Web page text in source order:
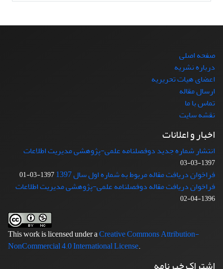
صفحه اصلی
درباره نشریه
اعضای هیات تحریریه
ارسال مقاله
تماس با ما
نقشه سایت
اخبار و اعلانات
انتشار شماره جدید دوفصلنامه علمی-پژوهشی مدیریت اطلاعات
1397-03-03
فراخوان دریافت مقاله مربوط به شماره اول سال 1397 1397-03-01
فراخوان دریافت مقاله دوفصلنامه علمی-پژوهشی مدیریت اطلاعات
1396-04-02
This work is licensed under aCreative Commons Attribution-
NonCommercial 4.0 International License.